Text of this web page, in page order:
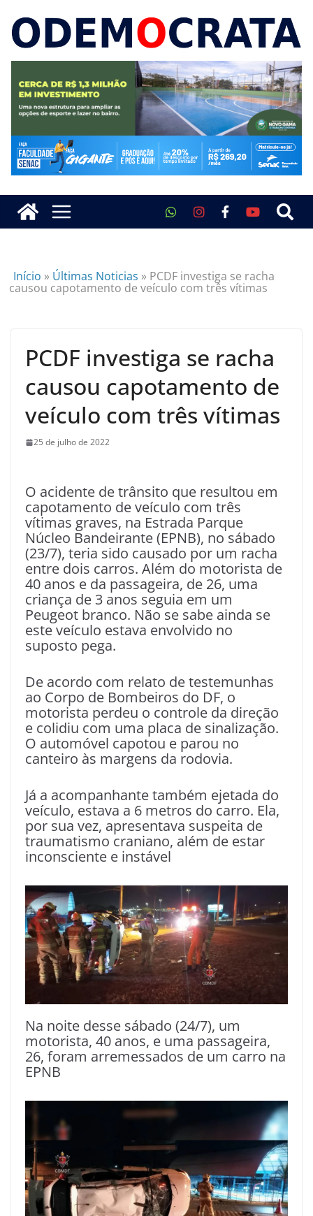
Início » Últimas Noticias » PCDF investiga se racha
causou capotamento de veículo com três vítimas
PCDF investiga se racha
causou capotamento de
veículo com três vítimas
25 de julho de 2022
O acidente de trânsito que resultou em
capotamento de veículo com três
vítimas graves, na Estrada Parque
Núcleo Bandeirante (EPNB), no sábado
(23/7), teria sido causado por um racha
entre dois carros. Além do motorista de
40 anos e da passageira, de 26, uma
criança de 3 anos seguia em um
Peugeot branco. Não se sabe ainda se
este veículo estava envolvido no
suposto pega.
De acordo com relato de testemunhas
ao Corpo de Bombeiros do DF, o
motorista perdeu o controle da direção
e colidiu com uma placa de sinalização.
O automóvel capotou e parou no
canteiro às margens da rodovia.
Já a acompanhante também ejetada do
veículo, estava a 6 metros do carro. Ela,
por sua vez, apresentava suspeita de
traumatismo craniano, além de estar
inconsciente e instável
Na noite desse sábado (24/7), um
motorista, 40 anos, e uma passageira,
26, foram arremessados de um carro na
EPNB